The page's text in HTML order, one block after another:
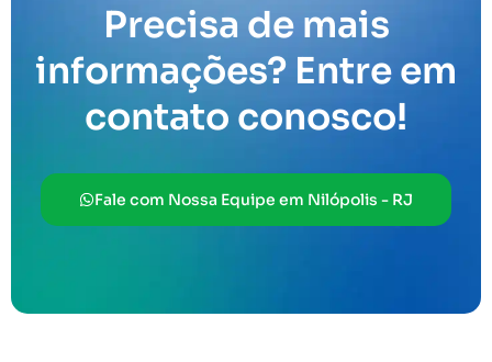
Precisa de mais
informações? Entre em
contato conosco!
Fale com Nossa Equipe em Nilópolis - RJ